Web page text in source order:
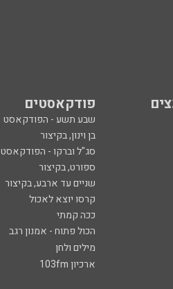
פודקאסטים
שבע תשע - הפודקאסט
בן וינון, בקיצור
סג"ל וברקו - הפודקאסט
ספורט, בקיצור
שניים עד ארבע, בקיצור
קרסו יוצא לאכול
ככה קמתי
הכול פתוח - אמנון רגב
מילים ולחן
ארכיון 103fm